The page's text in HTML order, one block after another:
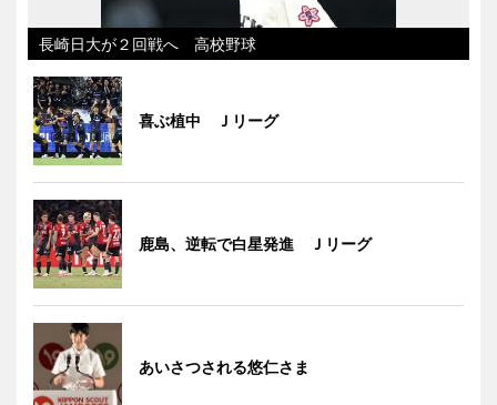
長崎日大が２回戦へ 高校野球
喜ぶ植中 Ｊリーグ
鹿島、逆転で白星発進 Ｊリーグ
あいさつされる悠仁さま